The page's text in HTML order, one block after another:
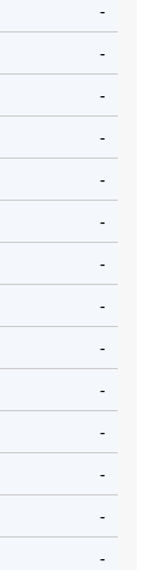
-
-
-
-
-
-
-
-
-
-
-
-
-
-